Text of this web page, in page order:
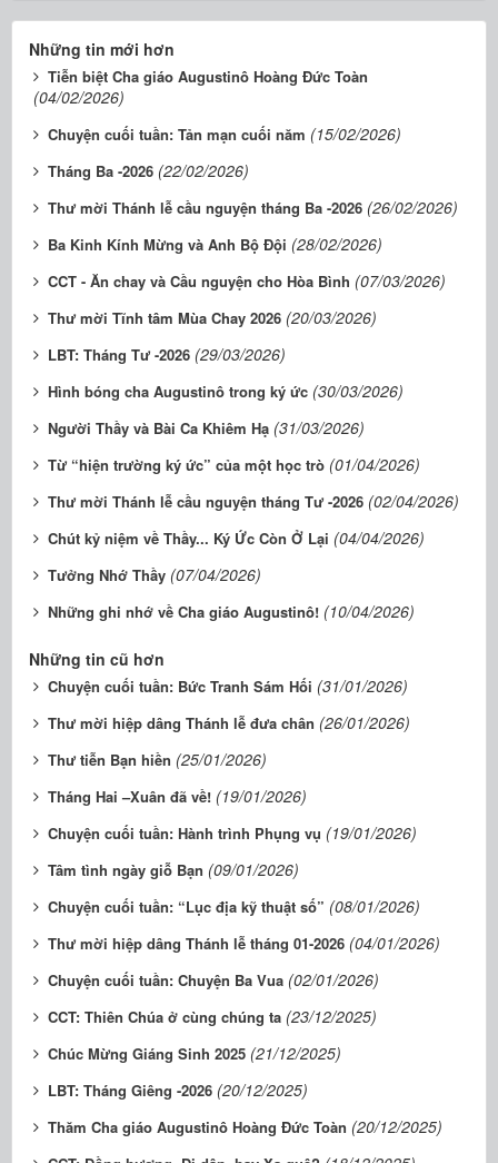
Những tin mới hơn
Tiễn biệt Cha giáo Augustinô Hoàng Đức Toàn
(04/02/2026)
Chuyện cuối tuần: Tản mạn cuối năm (15/02/2026)
Tháng Ba -2026 (22/02/2026)
Thư mời Thánh lễ cầu nguyện tháng Ba -2026 (26/02/2026)
Ba Kinh Kính Mừng và Anh Bộ Đội (28/02/2026)
CCT - Ăn chay và Cầu nguyện cho Hòa Bình (07/03/2026)
Thư mời Tĩnh tâm Mùa Chay 2026 (20/03/2026)
LBT: Tháng Tư -2026 (29/03/2026)
Hình bóng cha Augustinô trong ký ức (30/03/2026)
Người Thầy và Bài Ca Khiêm Hạ (31/03/2026)
Từ “hiện trường ký ức” của một học trò (01/04/2026)
Thư mời Thánh lễ cầu nguyện tháng Tư -2026 (02/04/2026)
Chút kỷ niệm về Thầy... Ký Ức Còn Ở Lại (04/04/2026)
Tưởng Nhớ Thầy (07/04/2026)
Những ghi nhớ về Cha giáo Augustinô! (10/04/2026)
Những tin cũ hơn
Chuyện cuối tuần: Bức Tranh Sám Hối (31/01/2026)
Thư mời hiệp dâng Thánh lễ đưa chân (26/01/2026)
Thư tiễn Bạn hiền (25/01/2026)
Tháng Hai –Xuân đã về! (19/01/2026)
Chuyện cuối tuần: Hành trình Phụng vụ (19/01/2026)
Tâm tình ngày giỗ Bạn (09/01/2026)
Chuyện cuối tuần: “Lục địa kỹ thuật số” (08/01/2026)
Thư mời hiệp dâng Thánh lễ tháng 01-2026 (04/01/2026)
Chuyện cuối tuần: Chuyện Ba Vua (02/01/2026)
CCT: Thiên Chúa ở cùng chúng ta (23/12/2025)
Chúc Mừng Giáng Sinh 2025 (21/12/2025)
LBT: Tháng Giêng -2026 (20/12/2025)
Thăm Cha giáo Augustinô Hoàng Đức Toàn (20/12/2025)